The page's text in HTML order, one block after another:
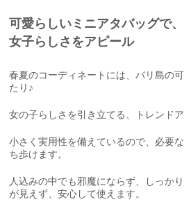
可愛らしいミニアタバッグで、
女子らしさをアピール
春夏のコーディネートには、バリ島の
たり♪
女の子らしさを引き立てる、トレンド
小さく実用性を備えているので、必要
ち歩けます。
人込みの中でも邪魔にならず、しっか
が見えず、安心して使えます。